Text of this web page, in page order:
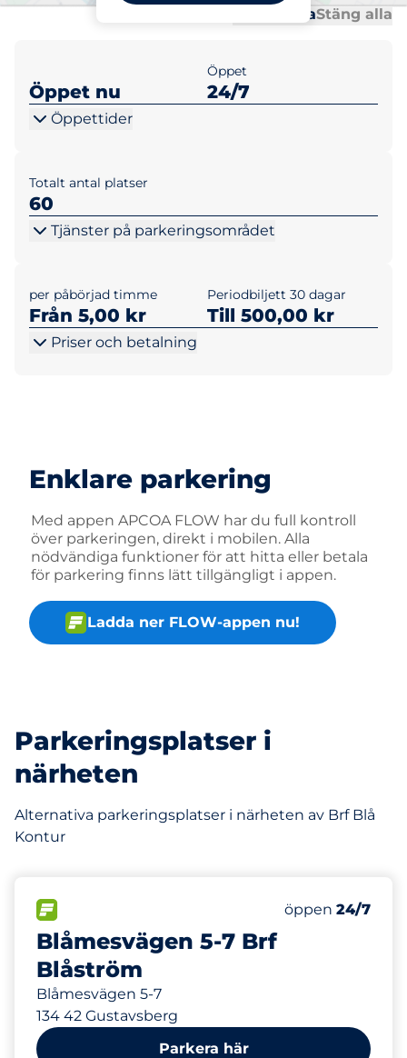
Öppna allaStäng alla
Öppet nu
Öppet
24/7
Öppettider
Totalt antal platser
60
Tjänster på parkeringsområdet
per påbörjad timme
Från 5,00 kr
Periodbiljett 30 dagar
Till 500,00 kr
Priser och betalning
Enklare parkering
Med appen APCOA FLOW har du full kontroll
över parkeringen, direkt i mobilen. Alla
nödvändiga funktioner för att hitta eller betala
för parkering finns lätt tillgängligt i appen.
Ladda ner FLOW-appen nu!
Parkeringsplatser i
närheten
Alternativa parkeringsplatser i närheten av Brf Blå
Kontur
Blåmesvägen 5-7 Brf
Blåström
Blåmesvägen 5-7
134 42 Gustavsberg
Antal
Totalt antal
Lördag
öppen 24/7
152 m
Parkera här